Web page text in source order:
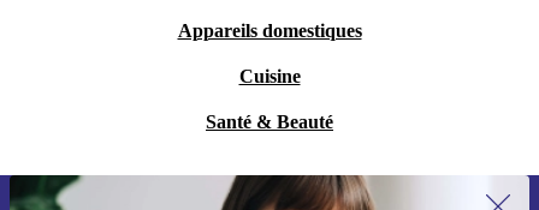
Appareils domestiques
Cuisine
Santé & Beauté